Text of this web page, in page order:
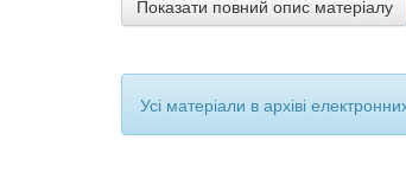
Показати повний опис матеріалу
Усі матеріали в архіві